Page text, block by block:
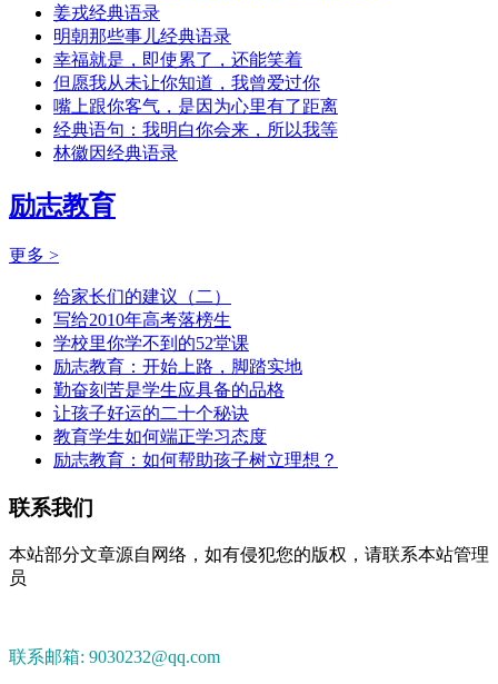
姜戎经典语录
明朝那些事儿经典语录
幸福就是，即使累了，还能笑着
但愿我从未让你知道，我曾爱过你
嘴上跟你客气，是因为心里有了距离
经典语句：我明白你会来，所以我等
林徽因经典语录
励志教育
更多 >
给家长们的建议（二）
写给2010年高考落榜生
学校里你学不到的52堂课
励志教育：开始上路，脚踏实地
勤奋刻苦是学生应具备的品格
让孩子好运的二十个秘诀
教育学生如何端正学习态度
励志教育：如何帮助孩子树立理想？
联系我们
本站部分文章源自网络，如有侵犯您的版权，请联系本站管理
员
联系邮箱: 9030232@qq.com